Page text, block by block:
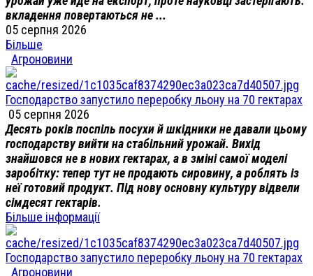
вкладення повертаються не ...
05 серпня 2026
Більше
Агроновини
Господарство запустило переробку льону на 70 гектарах
05 серпня 2026
Десять років поспіль посухи й шкідники не давали цьому
господарству вийти на стабільний урожай. Вихід
знайшовся не в нових гектарах, а в зміні самої моделі
заробітку: тепер тут не продають сировину, а роблять із
неї готовий продукт. Під нову основну культуру відвели
сімдесят гектарів.
Більше інформації
Господарство запустило переробку льону на 70 гектарах
Агроновини